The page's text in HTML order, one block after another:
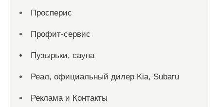
Просперис
Профит-сервис
Пузырьки, сауна
Реал, официальный дилер Kia, Subaru
Реклама и Контакты